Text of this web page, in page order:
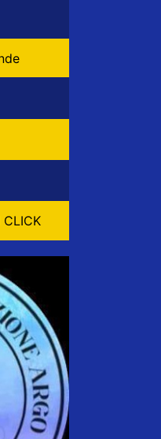
CLICK